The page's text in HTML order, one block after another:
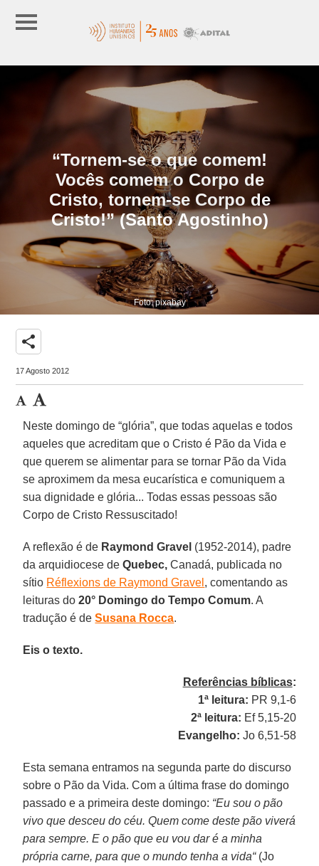
“Tornem-se o que comem!
Vocês comem o Corpo de
Cristo, tornem-se Corpo de
Cristo!” (Santo Agostinho)
Foto: pixabay
share
17 Agosto 2012
Neste domingo de “glória”, que todas aquelas e todos
aqueles que acreditam que o Cristo é Pão da Vida e
que querem se alimentar para se tornar Pão da Vida
se aproximem da mesa eucarística e comuniquem a
sua dignidade e glória... Todas essas pessoas são
Corpo de Cristo Ressuscitado!
A reflexão é de Raymond Gravel (1952-2014), padre
da arquidiocese deQuebec, Canadá, publicada no
sítio Réflexions de Raymond Gravel , comentando as
leituras do20° Domingo do Tempo Comum. A
tradução é deSusana Rocca.
Eis o texto.
Referências bíblicas:
1ª leitura: PR 9,1-6
2ª leitura: Ef 5,15-20
Evangelho: Jo 6,51-58
Esta semana entramos na segunda parte do discurso
sobre o Pão da Vida. Com a última frase do domingo
passado e a primeira deste domingo: “Eu sou o pão
vivo que desceu do céu. Quem come deste pão viverá
para sempre. E o pão que eu vou dar é a minha
própria carne, para que o mundo tenha a vida“(Jo